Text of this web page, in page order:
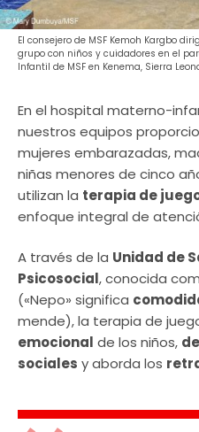
El consejero de MSF Kemoh Kargbo
grupo con niños y cuidadores en el
Infantil de MSF en Kenema, Sierra
En el hospital materno-
nuestros equipos
mujeres embarazadas,
niñas menores de cinco
utilizan la terapia de
enfoque integral de
A través de la Unidad de
Psicosocial, conocida
(«Nepo» significa
mende), la terapia de
emocional de los niños,
sociales y aborda los